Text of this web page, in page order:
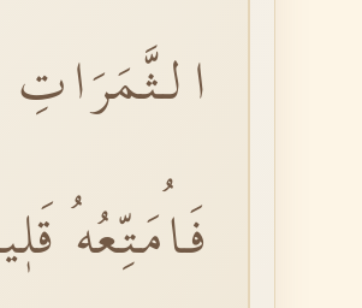
فَاُمَتِّعُهُ